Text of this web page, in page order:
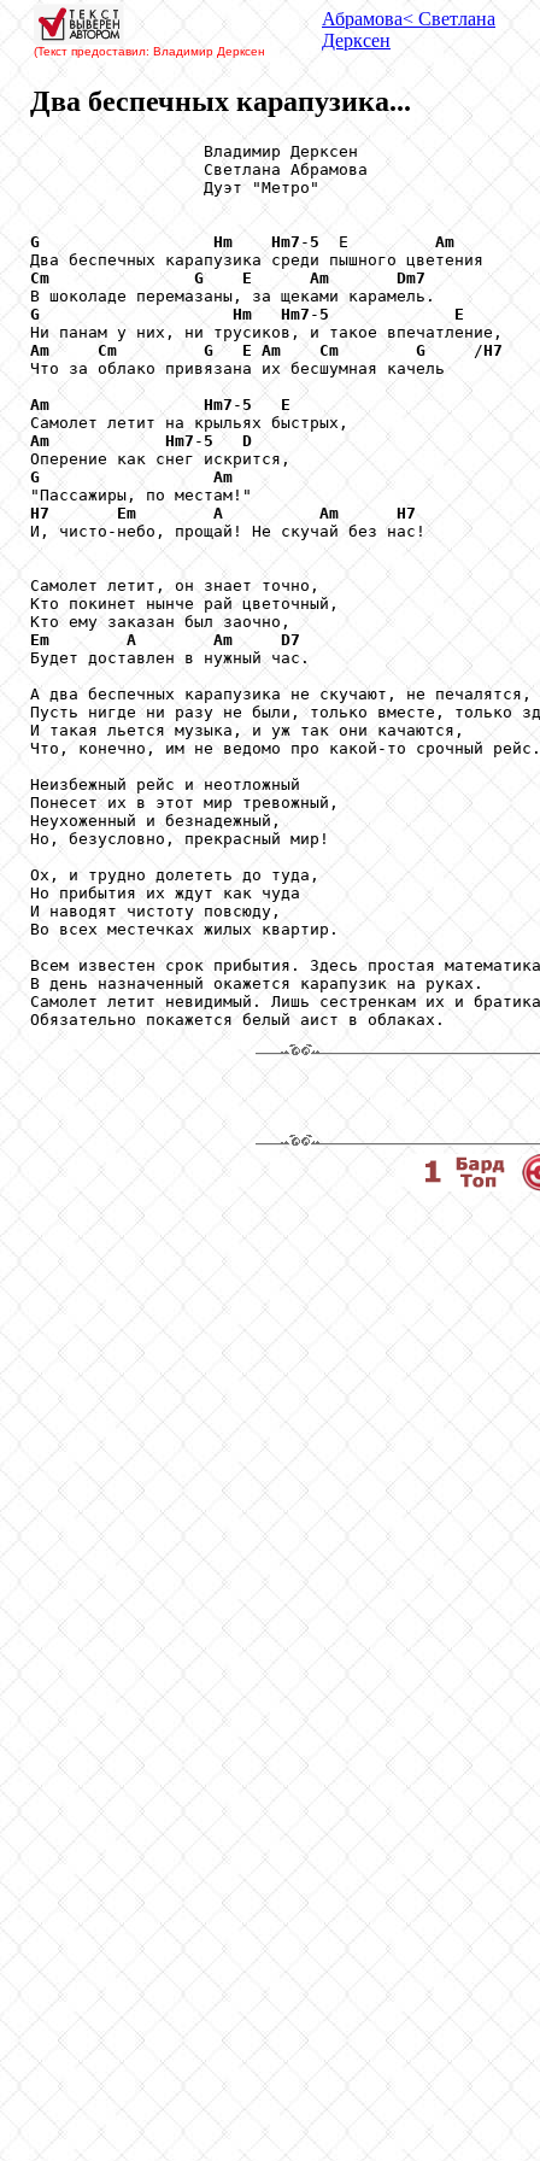
(Текст предоставил: Владимир Дерксен
Абрамова< Светлана
Дерксен
Два беспечных карапузика...
                  Владимир Дерксен
                  Светлана Абрамова
                  Дуэт "Метро"
G Hm Hm7-5
  Е
Am
Cm
G E Am
Dm7
G
Hm Hm7 -5
E
Am
Cm G E Am Cm G
     /
H7
Что за облако привязана их бесшумная качель
Am
Hm7 -5
E
Am
Hm7 - 5
D
G
Am
H7
Em A Am
H7
И, чисто-небо, прощай! Не скучай без нас!
Самолет летит, он знает точно,
Кто покинет нынче рай цветочный,
Em
A Am
D7
Будет доставлен в нужный час.
А два беспечных карапузика не скучают, не печалятся,
Пусть нигде ни разу не были, только вместе, только
И такая льется музыка, и уж так они качаются,
Что, конечно, им не ведомо про какой-то срочный рейс.
Неизбежный рейс и неотложный
Понесет их в этот мир тревожный,
Неухоженный и безнадежный,
Но, безусловно, прекрасный мир!
Ох, и трудно долететь до туда,
Но прибытия их ждут как чуда
И наводят чистоту повсюду,
Во всех местечках жилых квартир.
Всем известен срок прибытия. Здесь простая
В день назначенный окажется карапузик на руках.
Самолет летит невидимый. Лишь сестренкам их и
Обязательно покажется белый аист в облаках.